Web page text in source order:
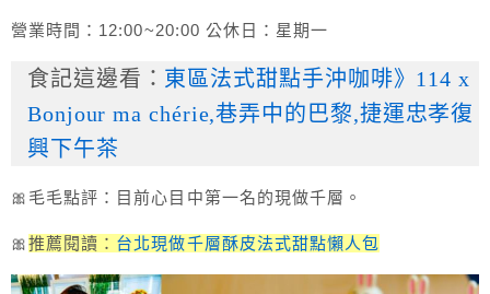
營業時間：12:00~20:00 公休日：星期一
食記這邊看： 東區法式甜點手沖咖啡》114 x
Bonjour ma chérie,巷弄中的巴黎,捷運忠孝復
興下午茶
🎀毛毛點評：目前心目中第一名的現做千層。
🎀推薦閱讀： 台北現做千層酥皮法式甜點懶人包